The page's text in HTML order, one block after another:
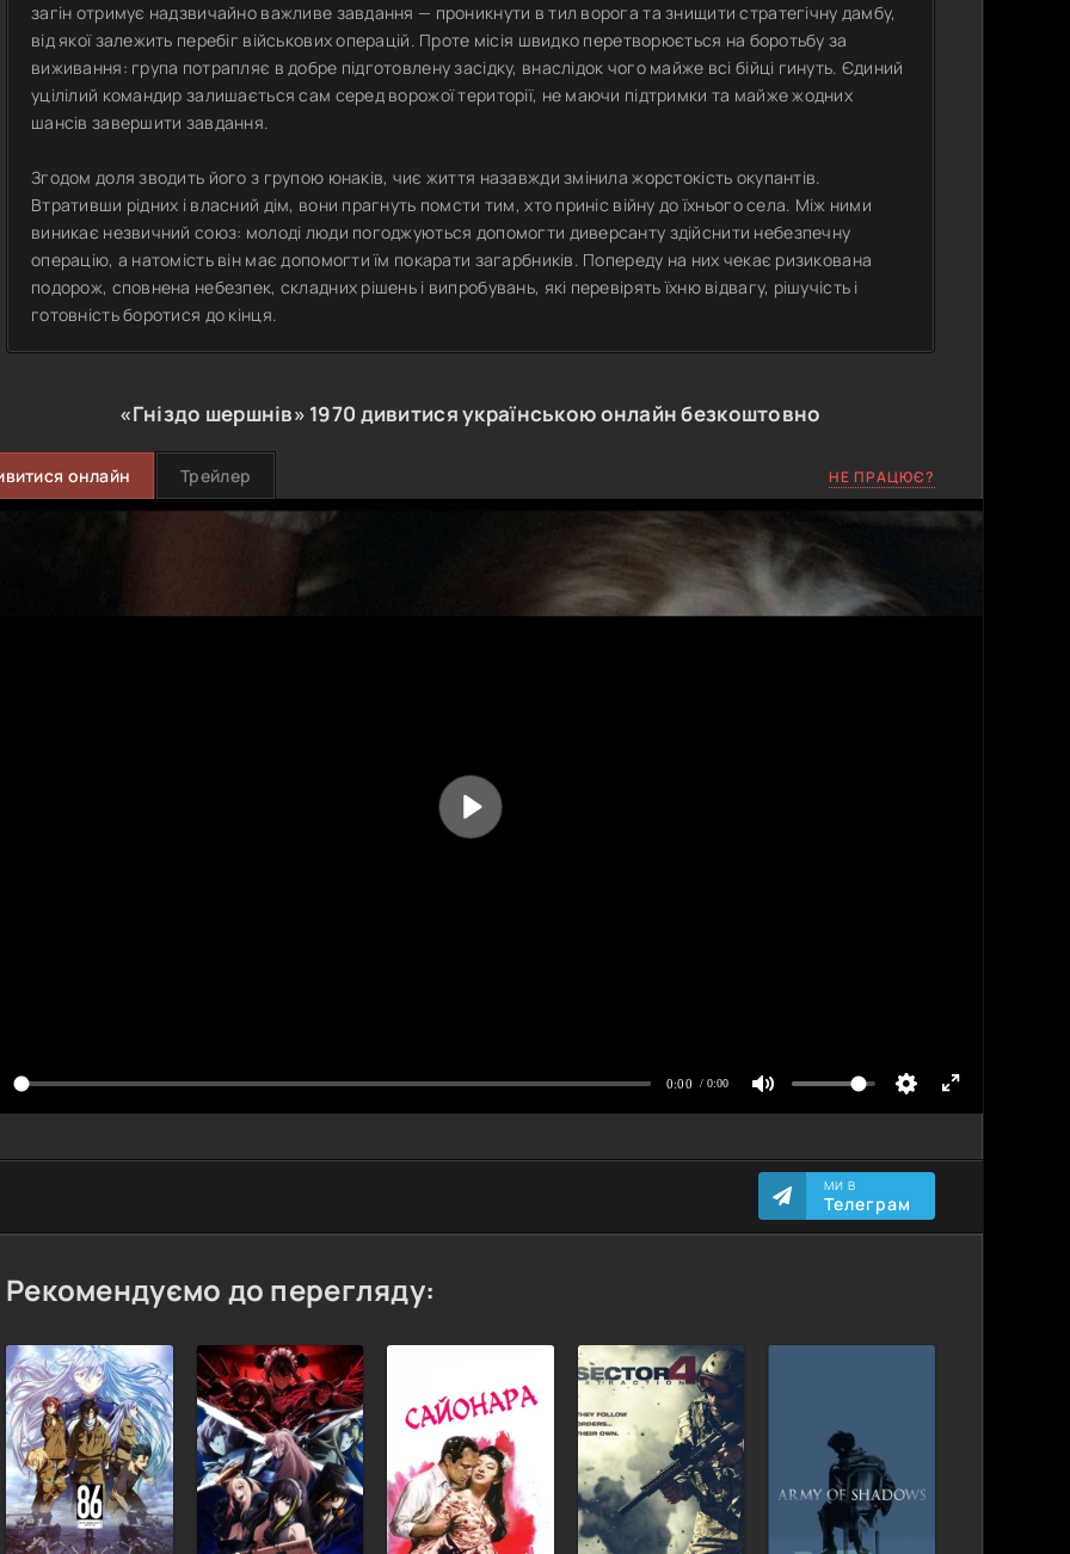
загін отримує надзвичайно важливе завдання — проникнути в тил ворога та знищити стратегічну дамбу,
від якої залежить перебіг військових операцій. Проте місія швидко перетворюється на боротьбу за
виживання: група потрапляє в добре підготовлену засідку, внаслідок чого майже всі бійці гинуть. Єдиний
уцілілий командир залишається сам серед ворожої території, не маючи підтримки та майже жодних
шансів завершити завдання.
Згодом доля зводить його з групою юнаків, чиє життя назавжди змінила жорстокість окупантів.
Втративши рідних і власний дім, вони прагнуть помсти тим, хто приніс війну до їхнього села. Між ними
виникає незвичний союз: молоді люди погоджуються допомогти диверсанту здійснити небезпечну
операцію, а натомість він має допомогти їм покарати загарбників. Попереду на них чекає ризикована
подорож, сповнена небезпек, складних рішень і випробувань, які перевірять їхню відвагу, рішучість і
готовність боротися до кінця.
«Гніздо шершнів» 1970 дивитися українською онлайн безкоштовно
онлайн Трейлер НЕ ПРАЦЮЄ?
МИ В
Телеграм
Рекомендуємо до перегляду: